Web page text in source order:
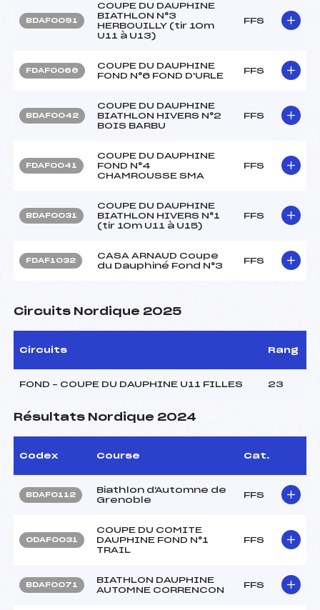
BDAF0091
COUPE DU DAUPHINE
BIATHLON N°3
HERBOUILLY (tir 10m
U11 à U13)
FFS
FDAF0066
COUPE DU DAUPHINE
FOND N°6 FOND D'URLE
FFS
BDAF0042
COUPE DU DAUPHINE
BIATHLON HIVERS N°2
BOIS BARBU
FFS
FDAF0041
COUPE DU DAUPHINE
FOND N°4
CHAMROUSSE SMA
FFS
BDAF0031
COUPE DU DAUPHINE
BIATHLON HIVERS N°1
(tir 10m U11 à U15)
FFS
FDAF1032
CASA ARNAUD Coupe
du Dauphiné Fond N°3
FFS
Circuits Nordique 2025
Circuits Rang
FOND – COUPE DU DAUPHINE U11 FILLES 23
Résultats Nordique 2024
Codex Course Cat.
BDAF0112
Biathlon d'Automne de
Grenoble
FFS
ODAF0031
COUPE DU COMITE
DAUPHINE FOND N°1
TRAIL
FFS
BDAF0071
BIATHLON DAUPHINE
AUTOMNE CORRENCON
FFS